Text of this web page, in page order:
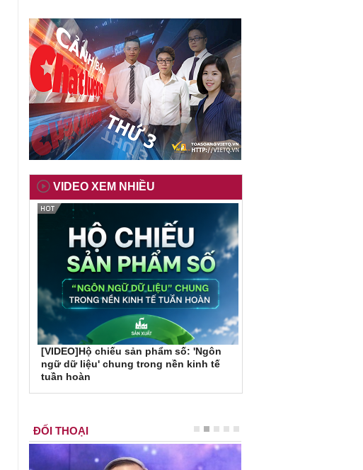
VIDEO XEM NHIỀU
[VIDEO]Hộ chiếu sản phẩm số: 'Ngôn
ngữ dữ liệu' chung trong nền kinh tế
tuần hoàn
ĐỐI THOẠI